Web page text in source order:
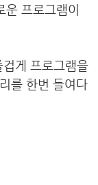
프로그램이
겁게 프로그램을
를 한번 들여다